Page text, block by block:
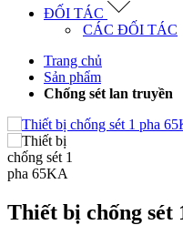
ĐỐI TÁC
CÁC ĐỐI TÁC
Trang chủ
Sản phẩm
Chống sét lan truyền
Thiết bị chống sét